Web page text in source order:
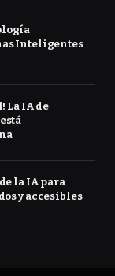
Inteligentes
La IA de
la IA para
y accesibles